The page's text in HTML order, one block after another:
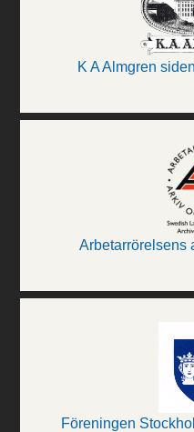
K A Almgren
Arbetarrörelsens
Föreningen